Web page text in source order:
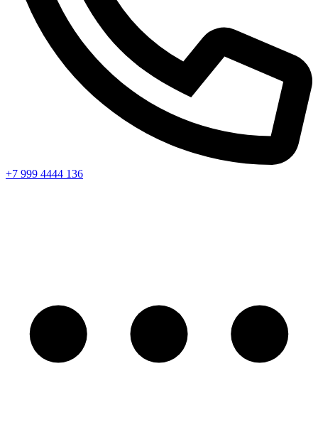
+7 999 4444 136